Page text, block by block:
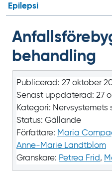
behandling
Publicerad: 27 oktober
Senast uppdaterad: 27
Kategori: Nervsystemets
Status: Gällande
Författare: Maria
Anne-Marie Landtblom
Granskare: Petrea Frid,
Epilepsi